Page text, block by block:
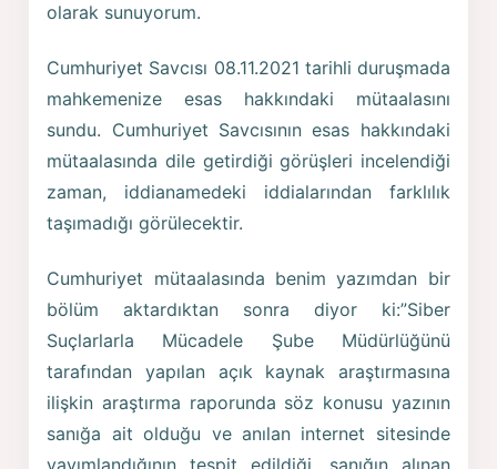
olarak sunuyorum.
Cumhuriyet Savcısı 08.11.2021 tarihli duruşmada
mahkemenize esas hakkındaki mütaalasını
sundu. Cumhuriyet Savcısının esas hakkındaki
mütaalasında dile getirdiği görüşleri incelendiği
zaman, iddianamedeki iddialarından farklılık
taşımadığı görülecektir.
Cumhuriyet mütaalasında benim yazımdan bir
bölüm aktardıktan sonra diyor ki:”Siber
Suçlarlarla Mücadele Şube Müdürlüğünü
tarafından yapılan açık kaynak araştırmasına
ilişkin araştırma raporunda söz konusu yazının
sanığa ait olduğu ve anılan internet sitesinde
yayımlandığının tespit edildiği, sanığın alınan